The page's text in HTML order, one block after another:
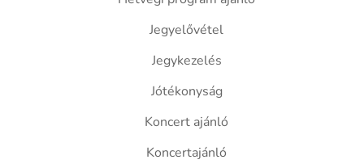
Jegyelővétel
Jegykezelés
Jótékonyság
Koncert ajánló
Koncertajánló